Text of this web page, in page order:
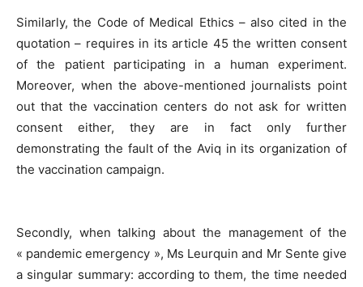
Similarly, the Code of Medical Ethics – also cited in the
quotation – requires in its article 45 the written consent
of the patient participating in a human experiment.
Moreover, when the above-mentioned journalists point
out that the vaccination centers do not ask for written
consent either, they are in fact only further
demonstrating the fault of the Aviq in its organization of
the vaccination campaign.
Secondly, when talking about the management of the
« pandemic emergency », Ms Leurquin and Mr Sente give
a singular summary: according to them, the time needed